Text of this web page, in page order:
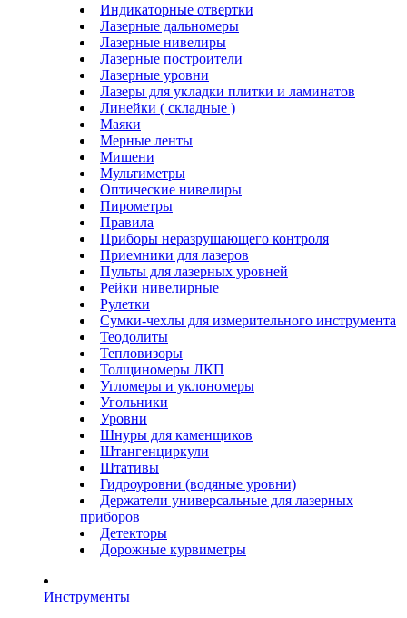
Индикаторные отвертки
Лазерные дальномеры
Лазерные нивелиры
Лазерные построители
Лазерные уровни
Лазеры для укладки плитки и ламинатов
Линейки ( складные )
Маяки
Мерные ленты
Мишени
Мультиметры
Оптические нивелиры
Пирометры
Правила
Приборы неразрушающего контроля
Приемники для лазеров
Пульты для лазерных уровней
Рейки нивелирные
Рулетки
Сумки-чехлы для измерительного инструмента
Теодолиты
Тепловизоры
Толщиномеры ЛКП
Угломеры и уклономеры
Угольники
Уровни
Шнуры для каменщиков
Штангенциркули
Штативы
Гидроуровни (водяные уровни)
Держатели универсальные для лазерных
приборов
Детекторы
Дорожные курвиметры
Инструменты